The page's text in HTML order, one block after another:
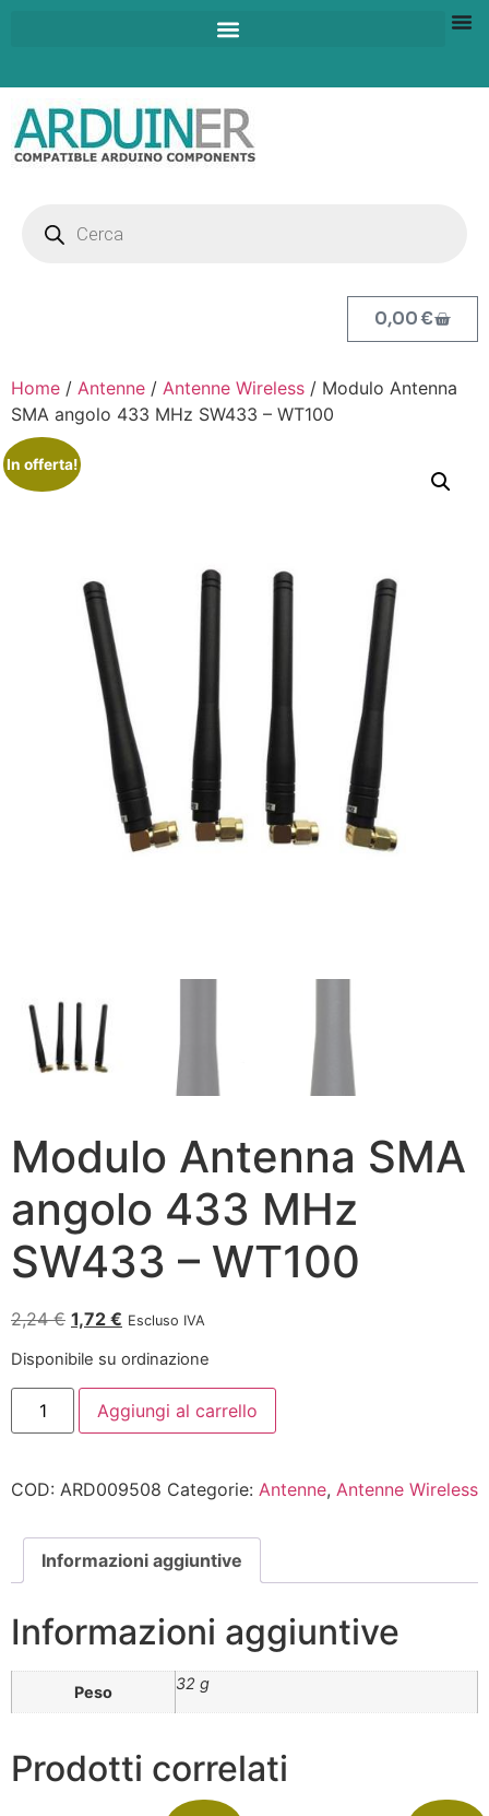
0,00€
Home / Antenne / Antenne Wireless / Modulo Antenna
SMA angolo 433 MHz SW433 – WT100
In offerta!
Modulo Antenna SMA
angolo 433 MHz
SW433 – WT100
2,24€ 1,72 € Escluso IVA
Disponibile su ordinazione
Aggiungi al carrello
COD: ARD009508 Categorie: Antenne, Antenne Wireless
Informazioni aggiuntive
Informazioni aggiuntive
Peso 32 g
Prodotti correlati